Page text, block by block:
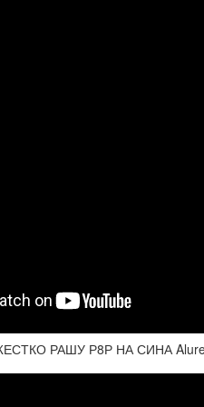
РАШУ Р8Р НА СИНА Alure